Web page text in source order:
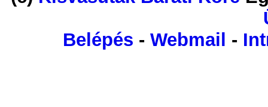
Belépés - Webmail -